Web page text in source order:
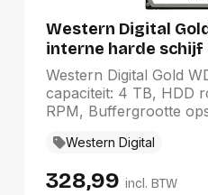
Western Digital
interne harde schijf
MB 3.5" SATA III
Western Digital Gold
capaciteit: 4 TB, HDD
RPM, Buffergrootte
Hybride HDD (H-HDD)
Western Digital
328,99 incl. BTW